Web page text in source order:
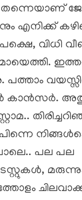
എനിക്ക്
പക്ഷെ, വിധി
പത്താം
കാൻസർ.
പല പല